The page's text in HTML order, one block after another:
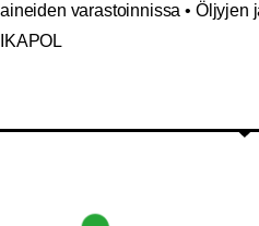
aineiden varastoinnissa • Öljyjen
IKAPOL